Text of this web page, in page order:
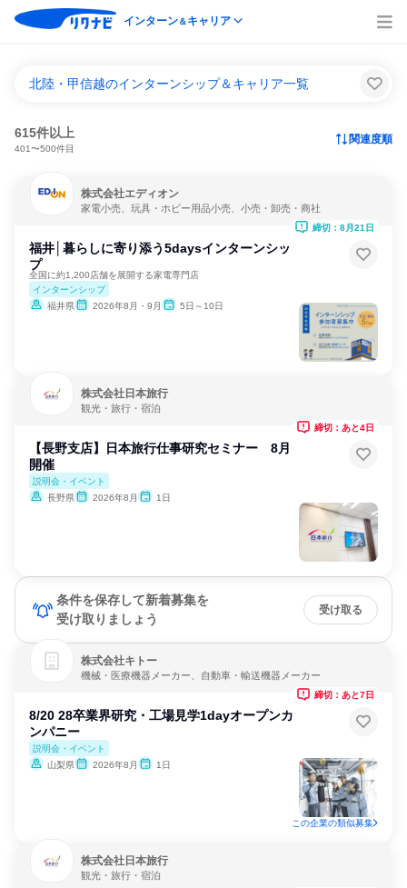
インターン＆キャリア
北陸・甲信越のインターンシップ＆キャリア一覧
615件以上
401〜500件目
関連度順
株式会社エディオン
家電小売、玩具・ホビー用品小売、小売・卸売・商社
福井│暮らしに寄り添う5daysインターンシッ
プ
全国に約1,200店舗を展開する家電専門店
インターンシップ
福井県
2026年8月・9月 5日～10日
締切：8月21日
株式会社日本旅行
観光・旅行・宿泊
【長野支店】日本旅行仕事研究セミナー 8月
開催
説明会・イベント
長野県
2026年8月 1日
締切：あと4日
条件を保存して新着募集を
受け取りましょう
受け取る
株式会社キトー
機械・医療機器メーカー、自動車・輸送機器メーカー
8/20 28卒業界研究・工場見学1dayオープンカ
ンパニー
説明会・イベント
山梨県
2026年8月 1日
締切：あと7日
この企業の類似募集
株式会社日本旅行
観光・旅行・宿泊